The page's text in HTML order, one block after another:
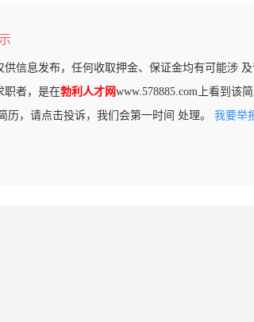
供信息发布，任何收取押金、保证金均有可能涉 及
职者，是在勃利人才网www.578885.com上看到该简
历，请点击投诉，我们会第一时间 处理。 我要举